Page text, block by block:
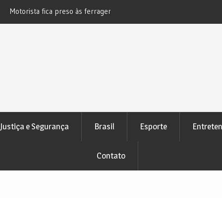
após acidente na BR-
Pedrão
atenção de devedores
Justiça e Segurança Brasil Esporte
Contato